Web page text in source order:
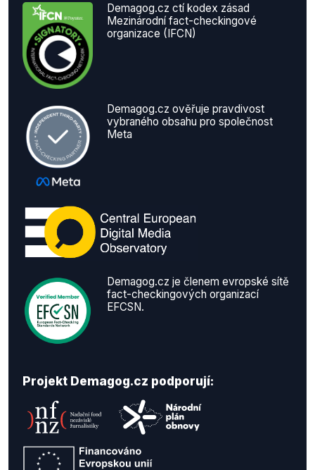
Demagog.cz ctí kodex zásad
Mezinárodní fact-checkingové
organizace (IFCN)
Demagog.cz ověřuje pravdivost
vybraného obsahu pro společnost
Meta
Demagog.cz je členem evropské sítě
fact-checkingových organizací
EFCSN.
Projekt Demagog.cz podporují: